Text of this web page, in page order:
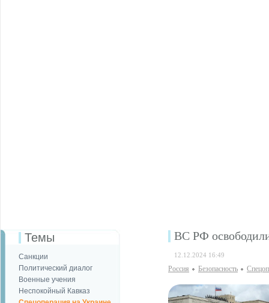
Темы
Санкции
Политический диалог
Военные учения
Неспокойный Кавказ
ВС РФ
12.12.2024 16:49
Россия Безопаcность